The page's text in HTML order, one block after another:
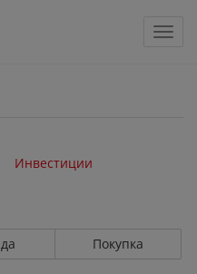
Инвестиции
Покупка